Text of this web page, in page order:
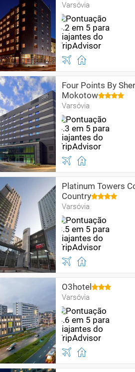
Varsóvia
Four Points By
Mokotow
Varsóvia
Platinum Towers
Country
Varsóvia
O3hotel
Varsóvia